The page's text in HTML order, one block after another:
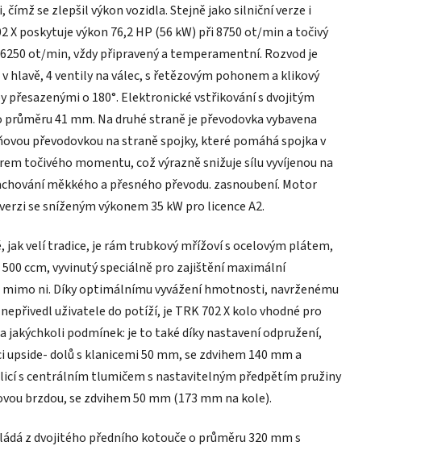
se zlepšil výkon vozidla. Stejně jako silniční verze i
X poskytuje výkon 76,2 HP (56 kW) při 8750 ot/min a točivý
ot/min, vždy připravený a temperamentní. Rozvod je
hlavě, 4 ventily na válec, s řetězovým pohonem a klikový
přesazenými o 180°. Elektronické vstřikování s dvojitým
41 mm. Na druhé straně je převodovka vybavena
převodovkou na straně spojky, které pomáhá spojka v
točivého momentu, což výrazně snižuje sílu vyvíjenou na
měkkého a přesného převodu. zasnoubení. Motor
se sníženým výkonem 35 kW pro licence A2.
jak velí tradice, je rám trubkový mřížoví s ocelovým plátem,
ccm, vyvinutý speciálně pro zajištění maximální
ni. Díky optimálnímu vyvážení hmotnosti, navrženému
uživatele do potíží, je TRK 702 X kolo vhodné pro
jakýchkoli podmínek: je to také díky nastavení odpružení,
dolů s klanicemi 50 mm, se zdvihem 140 mm a
s centrálním tlumičem s nastavitelným předpětím pružiny
brzdou, se zdvihem 50 mm (173 mm na kole).
z dvojitého předního kotouče o průměru 320 mm s